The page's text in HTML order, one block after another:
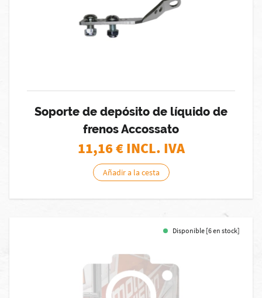
Soporte de depósito de líquido de
frenos Accossato
11,16€ INCL. IVA
Añadir a la cesta
Disponible [6 en stock]